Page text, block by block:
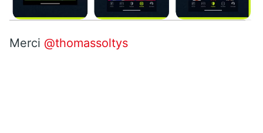
Merci @thomassoltys